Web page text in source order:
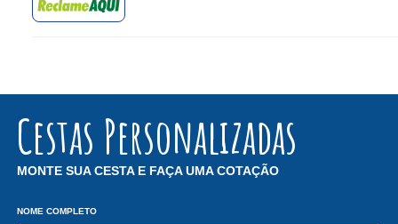
Cestas Personalizadas
MONTE SUA CESTA E FAÇA UMA COTAÇÃO
NOME COMPLETO